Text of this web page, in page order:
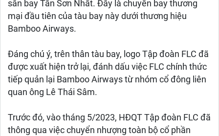
sân bay Tân Sơn Nhất. Đây là chuyến bay thương
mại đầu tiên của tàu bay này dưới thương hiệu
Bamboo Airways.
Đáng chú ý, trên thân tàu bay, logo Tập đoàn FLC đã
được xuất hiện trở lại, đánh dấu việc FLC chính thức
tiếp quản lại Bamboo Airways từ nhóm cổ đông liên
quan ông Lê Thái Sâm.
Trước đó, vào tháng 5/2023, HĐQT Tập đoàn FLC đã
thông qua việc chuyển nhượng toàn bộ cổ phần